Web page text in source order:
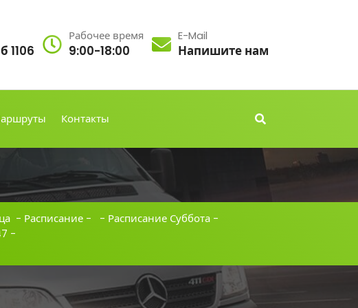
1106
Рабочее время
9:00-18:00
E-Mail
Напишите нам
Контакты
- Расписание - - Расписание Суббота -
-